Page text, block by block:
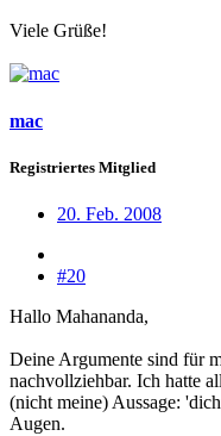
Viele Grüße!
mac
Registriertes Mitglied
20. Feb. 2008
#20
Hallo Mahananda,
Deine Argumente sind für
nachvollziehbar. Ich hatte
(nicht meine) Aussage:
Augen.